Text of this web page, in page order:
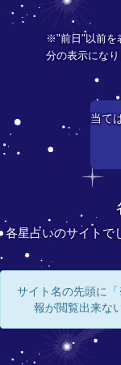
※"前日"以前を
分の表示になり
当て
各星占いのサイトで
サイト名の先頭に
報が閲覧出来な